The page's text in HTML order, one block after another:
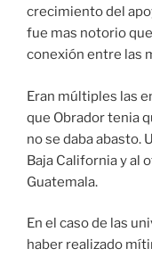
crecimiento del
fue mas notorio
conexión entre las
Eran múltiples las
que Obrador tenia
no se daba abasto.
Baja California y al
Guatemala.
En el caso de las
haber realizado